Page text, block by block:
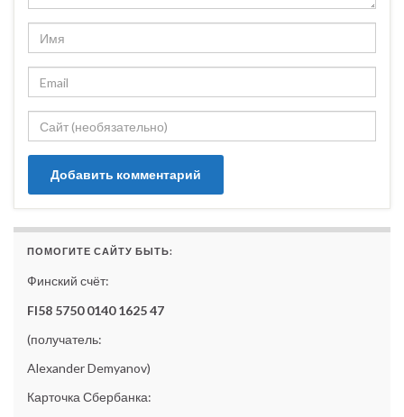
ПОМОГИТЕ САЙТУ БЫТЬ:
Финский счёт:
FI58 5750 0140 1625 47
(получатель:
Alexander Demyanov)
Карточка Сбербанка: